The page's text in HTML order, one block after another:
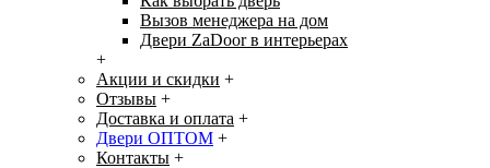
Вызов менеджера на дом
Двери ZaDoor в интерьерах
+
Акции и скидки +
Отзывы +
Доставка и оплата +
Двери ОПТОМ +
Контакты +